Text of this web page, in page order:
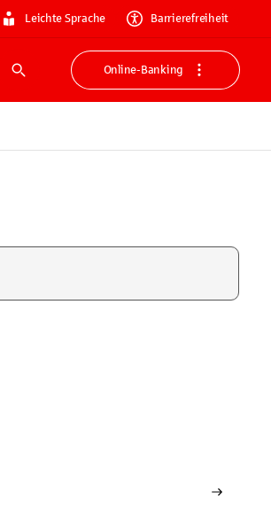
Leichte Sprache Barrierefreiheit
Suche
Online-Banking